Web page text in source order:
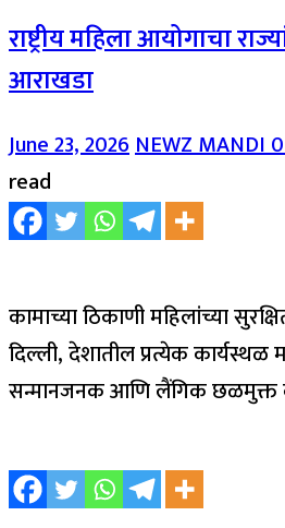
राष्ट्रीय महिला आयोगाचा
आराखडा
June 23, 2026NEWZ MANDI
read
कामाच्या ठिकाणी महिलांच्या
दिल्ली, देशातील प्रत्येक कार्यस्थळ
सन्मानजनक आणि लैंगिक छळमुक्त